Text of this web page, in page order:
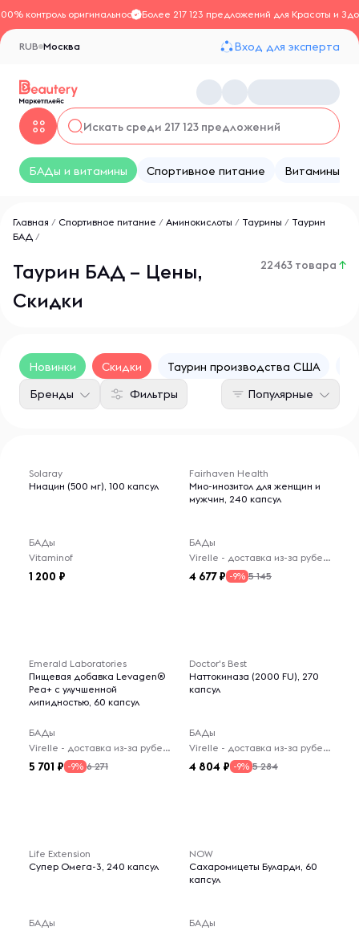
контроль оригинальностиБолее 217 123 предложений для Красоты и
Москва
RUB Вход для эксперта
БАДы и витамины Спортивное питание Витамины
Главная / Спортивное питание / Аминокислоты / Таурины / Таурин
БАД /
Таурин БАД – Цены,
Скидки
22463 товара ↑
Новинки Скидки Таурин производства США
Фильтры
Бренды Популярные
Solaray
Ниацин (500 мг), 100 капсул
БАДы
Vitaminof
1 200
Fairhaven Health
Мио-инозитол для женщин и
мужчин, 240 капсул
БАДы
Virelle - доставка из-за рубежа
4 677 -9% 5 145
Emerald Laboratories
Пищевая добавка Levagen®
Pea+ с улучшенной
липидностью, 60 капсул
БАДы
Virelle - доставка из-за рубежа
5 701 -9% 6 271
Doctor's Best
Наттокиназа (2000 FU), 270
капсул
БАДы
Virelle - доставка из-за рубежа
4 804 -9% 5 284
Life Extension
Супер Омега-3, 240 капсул
БАДы
NOW
Сахаромицеты Буларди, 60
капсул
БАДы